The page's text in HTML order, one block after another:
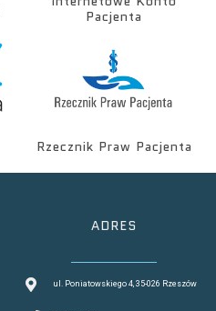
Pacjenta
Rzecznik Praw Pacjenta
ADRES
ul. Poniatowskiego 4, 35-026 Rzeszów